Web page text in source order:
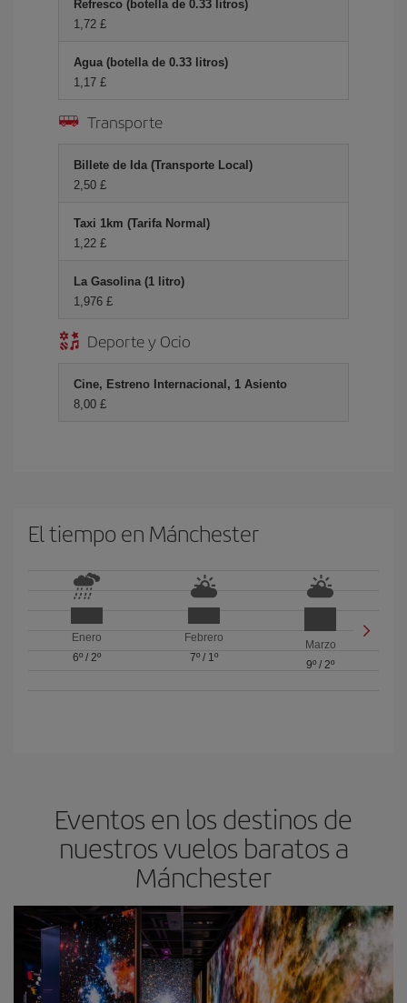
Refresco (botella de 0.33 litros)
1,72 £
Agua (botella de 0.33 litros)
1,17 £
Transporte
Billete de Ida (Transporte Local)
2,50 £
Taxi 1km (Tarifa Normal)
1,22 £
La Gasolina (1 litro)
1,976 £
Deporte y Ocio
Cine, Estreno Internacional, 1 Asiento
8,00 £
El tiempo en Mánchester
Enero
6º/ 2º
Febrero
7º/ 1º
Marzo
9º /2º
Eventos en los destinos de
nuestros vuelos baratos a
Mánchester